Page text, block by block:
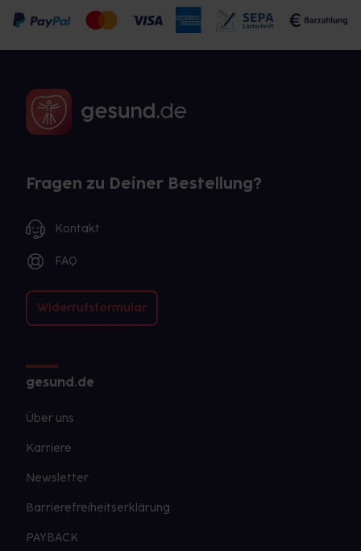
Fragen zu Deiner Bestellung?
Kontakt
FAQ
Widerrufsformular
gesund.de
Über uns
Karriere
Newsletter
Barrierefreiheitserklärung
PAYBACK